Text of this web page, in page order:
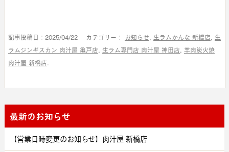
記事投稿日：2025/04/22 カテゴリー： お知らせ, 生ラムかんな 新橋店, 生
ラムジンギスカン 肉汁屋 亀戸店, 生ラム専門店 肉汁屋 神田店, 羊肉炭火焼
肉汁屋 新橋店.
最新のお知らせ
【営業日時変更のお知らせ】肉汁屋 新橋店